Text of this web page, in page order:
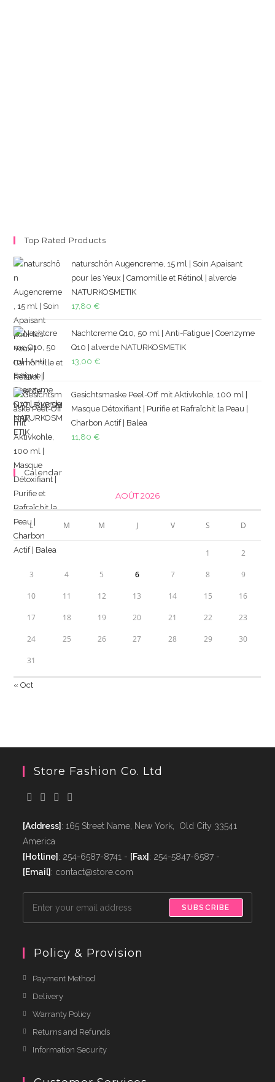
Top Rated Products
naturschön Augencreme, 15 ml | Soin Apaisant
pour les Yeux | Camomille et Rétinol | alverde
NATURKOSMETIK
17,80 €
Nachtcreme Q10, 50 ml | Anti-Fatigue | Coenzyme
Q10 | alverde NATURKOSMETIK
13,00 €
Gesichtsmaske Peel-Off mit Aktivkohle, 100 ml |
Masque Détoxifiant | Purifie et Rafraîchit la Peau |
Charbon Actif | Balea
11,80 €
Calendar
AOÛT 2026
L M M J V S D
1 2
3 4 5 6 7 8 9
10 11 12 13 14 15 16
17 18 19 20 21 22 23
24 25 26 27 28 29 30
31
« Oct
Store Fashion Co. Ltd
[Address]: 165 Street Name, New York, Old City 33541
America
[Hotline]: 254-6587-8741 - [Fax]: 254-5847-6587 -
[Email]: contact@store.com
SUBSCRIBE
Policy & Provision
Payment Method
Delivery
Warranty Policy
Returns and Refunds
Information Security